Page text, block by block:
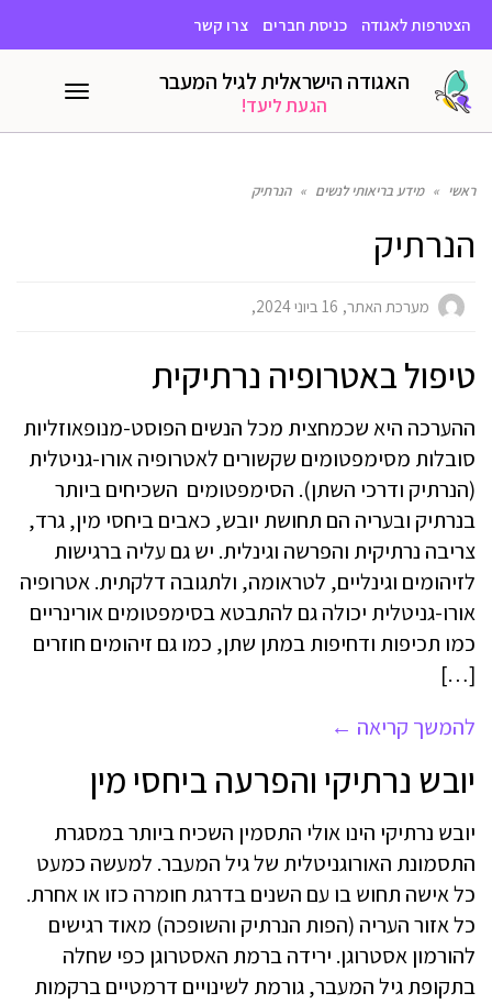
הצטרפות לאגודה כניסת חברים צרו קשר
האגודה הישראלית לגיל המעבר
הגעת ליעד!
תפריט
ראשי » מידע בריאותי לנשים » הנרתיק
הנרתיק
מערכת האתר 16 ביוני 2024
טיפול באטרופיה נרתיקית
ההערכה היא שכמחצית מכל הנשים הפוסט-מנופאוזליות
סובלות מסימפטומים שקשורים לאטרופיה אורו-גניטלית
(הנרתיק ודרכי השתן). הסימפטומים השכיחים ביותר
בנרתיק ובעריה הם תחושת יובש, כאבים ביחסי מין, גרד,
צריבה נרתיקית והפרשה וגינלית. יש גם עליה ברגישות
לזיהומים וגינליים, לטראומה, ולתגובה דלקתית. אטרופיה
אורו-גניטלית יכולה גם להתבטא בסימפטומים אורינריים
כמו תכיפות ודחיפות במתן שתן, כמו גם זיהומים חוזרים
[…]
להמשך קריאה ←
יובש נרתיקי והפרעה ביחסי מין
יובש נרתיקי הינו אולי התסמין השכיח ביותר במסגרת
התסמונת האורוגניטלית של גיל המעבר. למעשה כמעט
כל אישה תחוש בו עם השנים בדרגת חומרה כזו או אחרת.
כל אזור העריה (הפות הנרתיק והשופכה) מאוד רגישים
להורמון אסטרוגן. ירידה ברמת האסטרוגן כפי שחלה
בתקופת גיל המעבר, גורמת לשינויים דרמטיים ברקמות